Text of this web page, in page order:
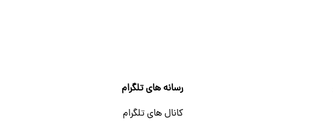
رسانه های تلگرام
کانال های تلگرام